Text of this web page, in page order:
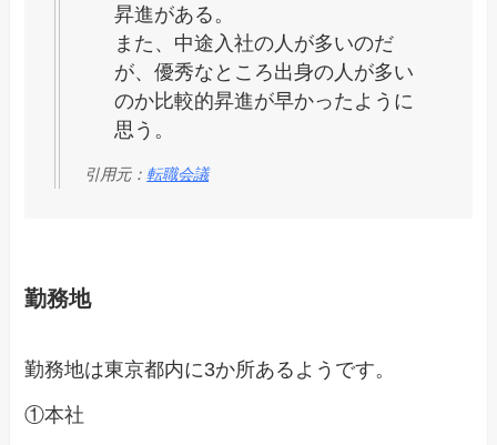
昇進がある。
また、中途入社の人が多いのだ
が、優秀なところ出身の人が多い
のか比較的昇進が早かったように
思う。
引用元：転職会議
勤務地
勤務地は東京都内に3か所あるようです。
①本社